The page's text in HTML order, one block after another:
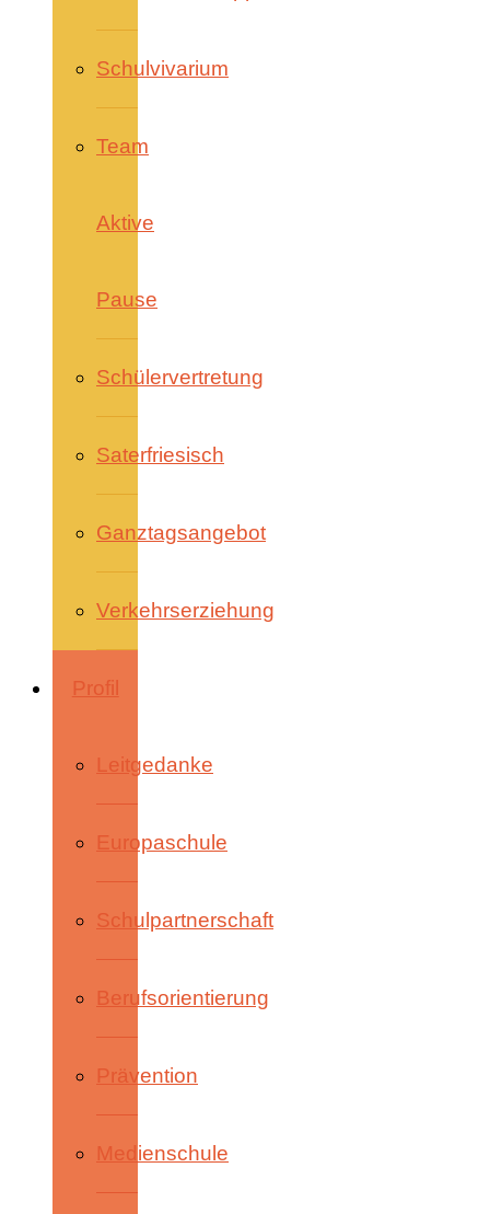
Schulvivarium
Team
Aktive
Pause
Schülervertretung
Saterfriesisch
Ganztagsangebot
Verkehrserziehung
Profil
Leitgedanke
Europaschule
Schulpartnerschaft
Berufsorientierung
Prävention
Medienschule